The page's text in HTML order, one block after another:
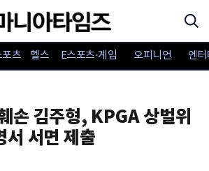
포츠 헬스 E스포츠·게임 오피니언 엔
손 김주형, KPGA 상벌위
서면 제출